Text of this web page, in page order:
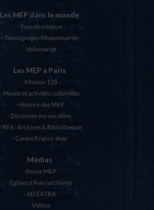
Les MEP dans le monde
Pays de mission
Témoignages Missionnaires
Volontariat
Les MEP à Paris
Mission 128
Musée et activités culturelles
Histoire des MEP
Discerner ma vocation
IRFA : Archives & Bibliothèque
Centre France-Asie
Médias
Revue MEP
Eglises d’Asie (archives)
AD EXTRA
Vidéos